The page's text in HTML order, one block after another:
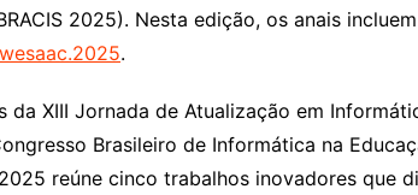
2025). Nesta edição, os anais
.
da XIII Jornada de Atualização em
Brasileiro de Informática na
reúne cinco trabalhos inovadores que